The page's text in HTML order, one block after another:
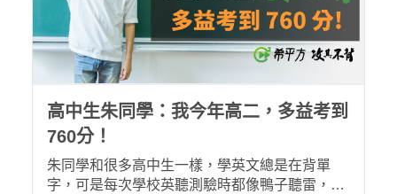
高中生朱同學：我今年高二，多益考到
760分！
朱同學和很多高中生一樣，學英文總是在背單
字，可是每次學校英聽測驗時都像鴨子聽雷，明